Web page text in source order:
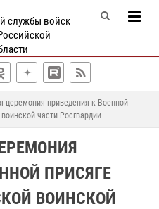
службы войск
церемония приведения к Военной
части Росгвардии
ПРИСЯГЕ
ВОИНСКОЙ